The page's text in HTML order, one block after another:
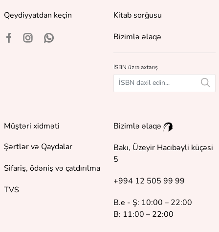
Qeydiyyatdan keçin
Kitab sorğusu
Bizimlə əlaqə
İSBN üzrə axtarış
Müştəri xidməti
Şərtlər və Qaydalar
Sifariş, ödəniş və çatdırılma
TVS
Bizimlə əlaqə
Bakı, Üzeyir Hacıbəyli küçəsi
5
+994 12 505 99 99
B.e - Ş: 10:00 – 22:00
B: 11:00 – 22:00